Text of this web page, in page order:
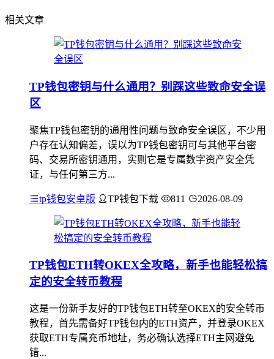
相关文章
TP钱包密钥与什么通用？别踩这些致命安全误
区
聚焦TP钱包密钥的通用性问题与致命安全误区，不少用
户存在认知偏差，误以为TP钱包密钥可与其他平台密
码、交易所密钥通用，实则它是专属数字资产安全凭
证，与任何第三方...
tp钱包安卓版 TP钱包下载 811 2026-08-09
TP钱包ETH转OKEX全攻略，新手也能轻松搞
定的安全转币教程
这是一份新手友好的TP钱包ETH转至OKEX的安全转币
教程，首先需备好TP钱包内的ETH资产，并登录OKEX
获取ETH专属充币地址，务必确认选择ETH主网避免
错...